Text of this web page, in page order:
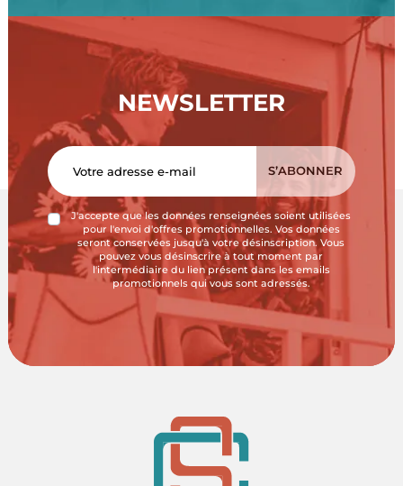
NEWSLETTER
J'accepte que les données renseignées soient utilisées
pour l'envoi d'offres promotionnelles. Vos données
seront conservées jusqu'à votre désinscription. Vous
pouvez vous désinscrire à tout moment par
l'intermédiaire du lien présent dans les emails
promotionnels qui vous sont adressés.